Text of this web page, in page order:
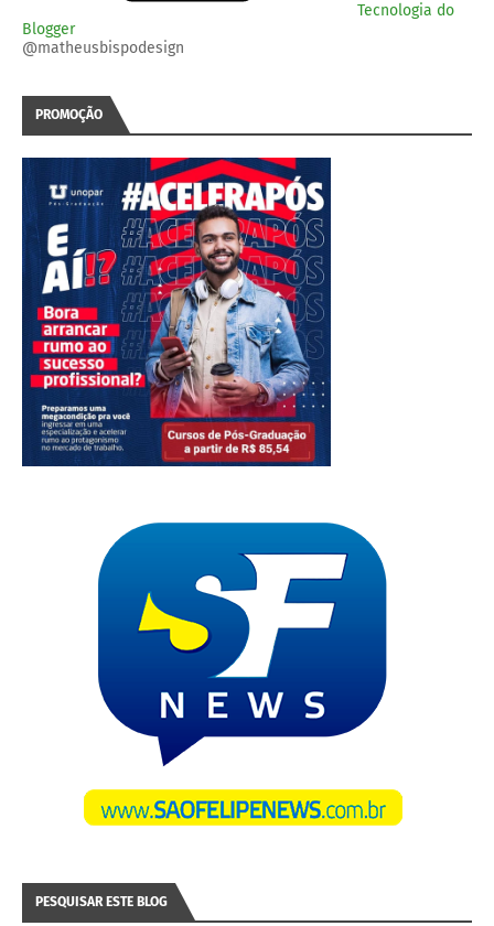
Tecnologia do
Blogger
@matheusbispodesign
PROMOÇÃO
PESQUISAR ESTE BLOG